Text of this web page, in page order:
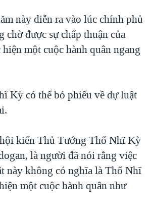
TẠI DẢI GAZA
& CON ĐƯỜNG
GIỚI
- NGƯỜI HẠ 'BÊN THẮNG CUỘC'
XƯA VÀ NAY
AFGHANISTAN
KIM TẠI VIỆT NAM
VS. CHÍNH PHỦ VIỆT NAM
LÀN SÓNG TRỘM HẢI SÂM
TIẾNG VỌNG TỪ NÔNG THÔN MỸ
này diễn ra vào lúc chính phủ
được sự chấp thuận của
một cuộc hành quân ngang
Kỳ có thể bỏ phiếu về dự luật
kiến Thủ Tướng Thổ Nhĩ Kỳ
là người đã nói rằng việc
này không có nghĩa là Thổ Nhĩ
một cuộc hành quân như